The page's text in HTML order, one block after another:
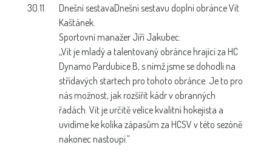
30.11. Dnešní sestavaDnešní sestavu doplní obránce Vít
Kaštánek.
Sportovní manažer Jiří Jakubec:
„Vít je mladý a talentovaný obránce hrající za HC
Dynamo Pardubice B, s nímž jsme se dohodli na
střídavých startech pro tohoto obránce. Je to pro
nás možnost, jak rozšířit kádr v obranných
řadách. Vít je určitě velice kvalitní hokejista a
uvidíme ke kolika zápasům za HCSV v této sezóně
nakonec nastoupí.”